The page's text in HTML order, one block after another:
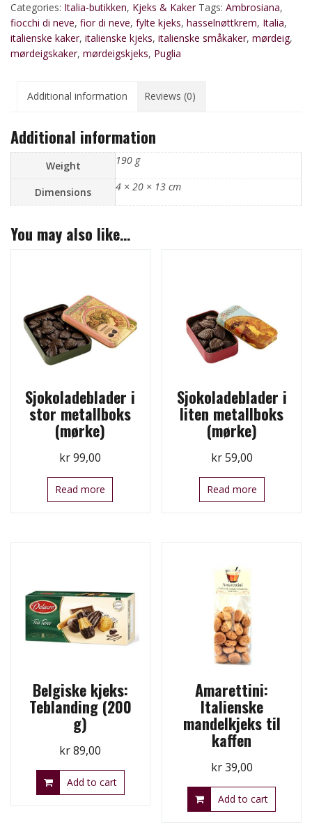
Categories: Italia-butikken, Kjeks & Kaker Tags: Ambrosiana,
fiocchi di neve, fior di neve, fylte kjeks, hasselnøttkrem, Italia,
italienske kaker, italienske kjeks, italienske småkaker, mørdeig,
mørdeigskaker, mørdeigskjeks, Puglia
Additional information Reviews (0)
Additional information
Weight 190 g
Dimensions 4 × 20 × 13 cm
You may also like…
Sjokoladeblader i
stor metallboks
(mørke)
kr99,00
Read more
Sjokoladeblader i
liten metallboks
(mørke)
kr59,00
Read more
Belgiske kjeks:
Teblanding (200
g)
kr89,00
Add to cart
Amarettini:
Italienske
mandelkjeks til
kaffen
kr39,00
Add to cart